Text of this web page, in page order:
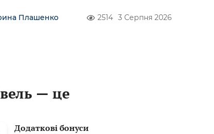
Плашенко 2514 3 Серпня 2026
— це
Додаткові бонуси